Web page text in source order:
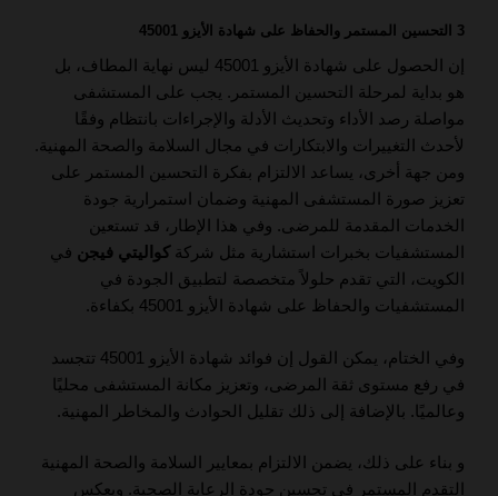
3 التحسين المستمر والحفاظ على شهادة الأيزو 45001
إن الحصول على شهادة الأيزو 45001 ليس نهاية المطاف، بل
هو بداية لمرحلة التحسين المستمر. يجب على المستشفى
مواصلة رصد الأداء وتحديث الأدلة والإجراءات بانتظام وفقًا
لأحدث التغييرات والابتكارات في مجال السلامة والصحة المهنية.
ومن جهة أخرى، يساعد الالتزام بفكرة التحسين المستمر على
تعزيز صورة المستشفى المهنية وضمان استمرارية جودة
الخدمات المقدمة للمرضى. وفي هذا الإطار، قد تستعين
المستشفيات بخبرات استشارية مثل شركةكواليتي فيجن في
الكويت، التي تقدم حلولاً متخصصة لتطبيق الجودة في
المستشفيات والحفاظ على شهادة الأيزو 45001 بكفاءة.
وفي الختام، يمكن القول إن فوائد شهادة الأيزو 45001 تتجسد
في رفع مستوى ثقة المرضى، وتعزيز مكانة المستشفى محليًا
وعالميًا. بالإضافة إلى ذلك تقليل الحوادث والمخاطر المهنية.
و بناء على ذلك، يضمن الالتزام بمعايير السلامة والصحة المهنية
التقدم المستمر في تحسين جودة الرعاية الصحية. ويعكس